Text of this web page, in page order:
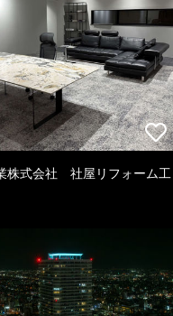
株式会社 社屋リフォーム工